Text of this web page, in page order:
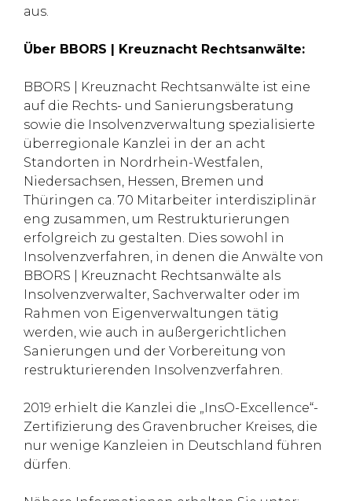
aus.
Über BBORS | Kreuznacht Rechtsanwälte:
BBORS | Kreuznacht Rechtsanwälte ist eine
auf die Rechts- und Sanierungsberatung
sowie die Insolvenzverwaltung spezialisierte
überregionale Kanzlei in der an acht
Standorten in Nordrhein-Westfalen,
Niedersachsen, Hessen, Bremen und
Thüringen ca. 70 Mitarbeiter interdisziplinär
eng zusammen, um Restrukturierungen
erfolgreich zu gestalten. Dies sowohl in
Insolvenzverfahren, in denen die Anwälte von
BBORS | Kreuznacht Rechtsanwälte als
Insolvenzverwalter, Sachverwalter oder im
Rahmen von Eigenverwaltungen tätig
werden, wie auch in außergerichtlichen
Sanierungen und der Vorbereitung von
restrukturierenden Insolvenzverfahren.
2019 erhielt die Kanzlei die „InsO-Excellence“-
Zertifizierung des Gravenbrucher Kreises, die
nur wenige Kanzleien in Deutschland führen
dürfen.